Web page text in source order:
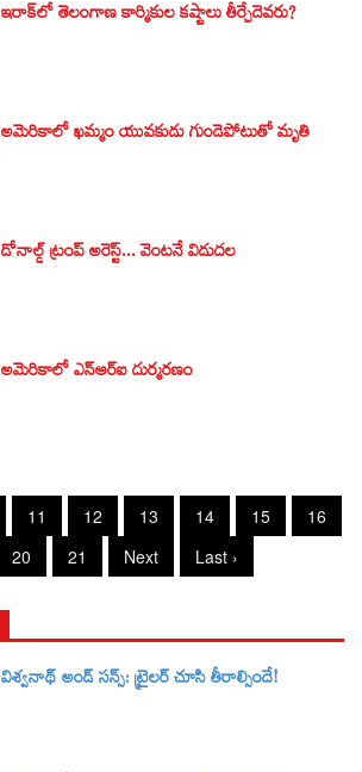
ఇరాక్‌లో తెలంగాణ కార్మికుల కష్టాలు తీర్చేదెవరు?
అమెరికాలో ఖమ్మం యువకుడు గుండెపోటుతో మృతి
డోనాల్డ్ ట్రంప్ అరెస్ట్... వెంటనే విడుదల
అమెరికాలో ఎన్ఆర్ఐ దుర్మరణం
11 12 13 14 15
16
20 21 Next Last ›
విశ్వనాథ్ అండ్ సన్స్: ట్రైలర్‌ చూసి తీరాల్సిందే!